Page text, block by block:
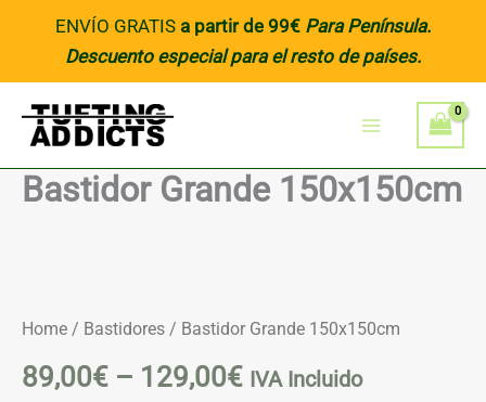
ENVÍO GRATIS a partir de 99€ Para Península.
Descuento especial para el resto de países.
Bastidor Grande 150x150cm
Home / Bastidores / Bastidor Grande 150x150cm
89,00€ – 129,00€
89,00€
129,00€
IVA Incluido
quantity